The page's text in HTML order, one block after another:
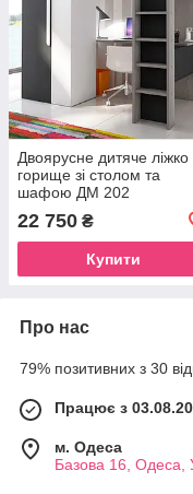
Двоярусне дитяче ліжко
горище зі столом та
шафою ДМ 202
22 750 ₴
Купити
Про нас
79% позитивних з 30
Працює з
м. Одеса
Базова 16, Одеса,